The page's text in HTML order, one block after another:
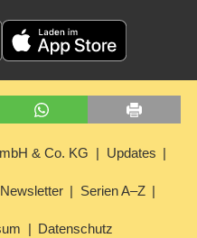
& Co. KG Updates
Newsletter Serien A–Z
Datenschutz